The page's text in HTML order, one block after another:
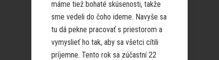
máme tiež bohaté skúsenosti, takže
sme vedeli do čoho ideme. Navyše sa
tu dá pekne pracovať s priestorom a
vymyslieť ho tak, aby sa všetci cítili
príjemne. Tento rok sa zúčastní 22